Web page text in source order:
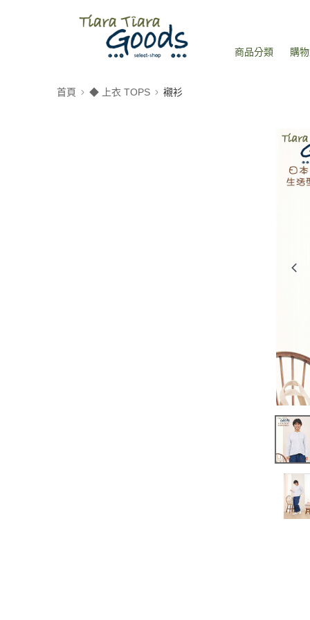
商品分類 購
首頁 ◆ 上衣 TOPS 襯衫